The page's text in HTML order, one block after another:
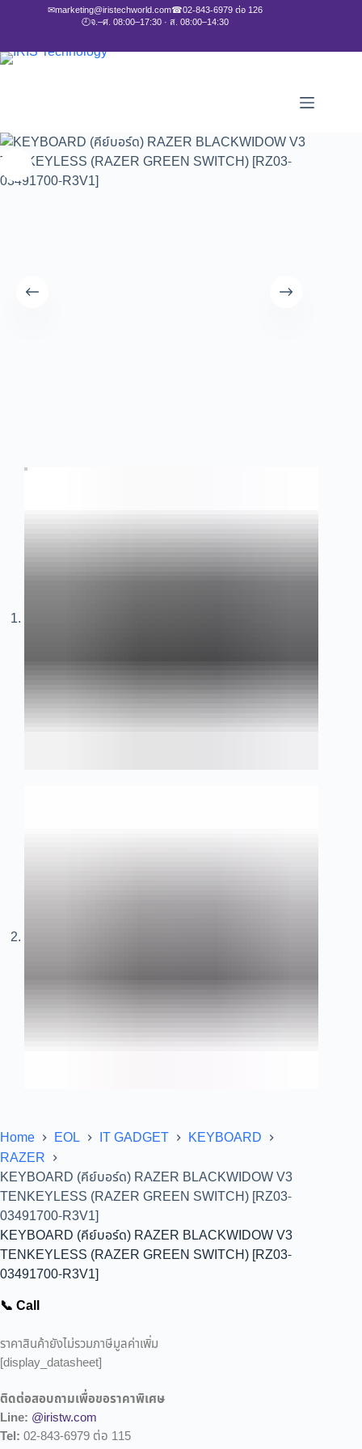
✉marketing@iristechworld.com☎02-843-6979 ต่อ 126
🕘จ.–ศ. 08:00–17:30 · ส. 08:00–14:30
Home EOL IT GADGET
KEYBOARD
RAZER
KEYBOARD (คีย์บอร์ด) RAZER BLACKWIDOW V3
TENKEYLESS (RAZER GREEN SWITCH) [RZ03-
03491700-R3V1]
KEYBOARD (คีย์บอร์ด) RAZER BLACKWIDOW V3
TENKEYLESS (RAZER GREEN SWITCH) [RZ03-
03491700-R3V1]
📞 Call
ราคาสินค้ายังไม่รวมภาษีมูลค่าเพิ่ม
[display_datasheet]
ติดต่อสอบถามเพื่อขอราคาพิเศษ
Line: @iristw.com
Tel: 02-843-6979 ต่อ 115